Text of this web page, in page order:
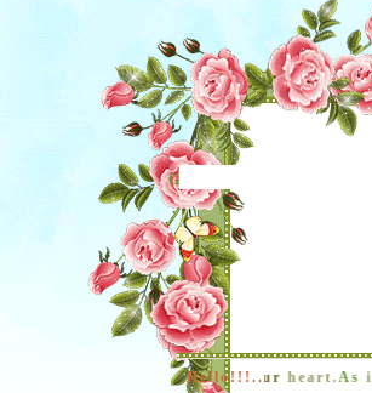
Hello!!!..
your heart.Asikeepyou
Group Blog